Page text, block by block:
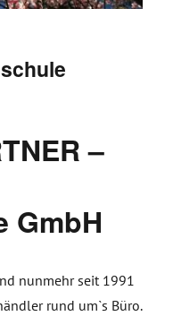
–
GmbH
nunmehr seit 1991
rund um`s Büro.